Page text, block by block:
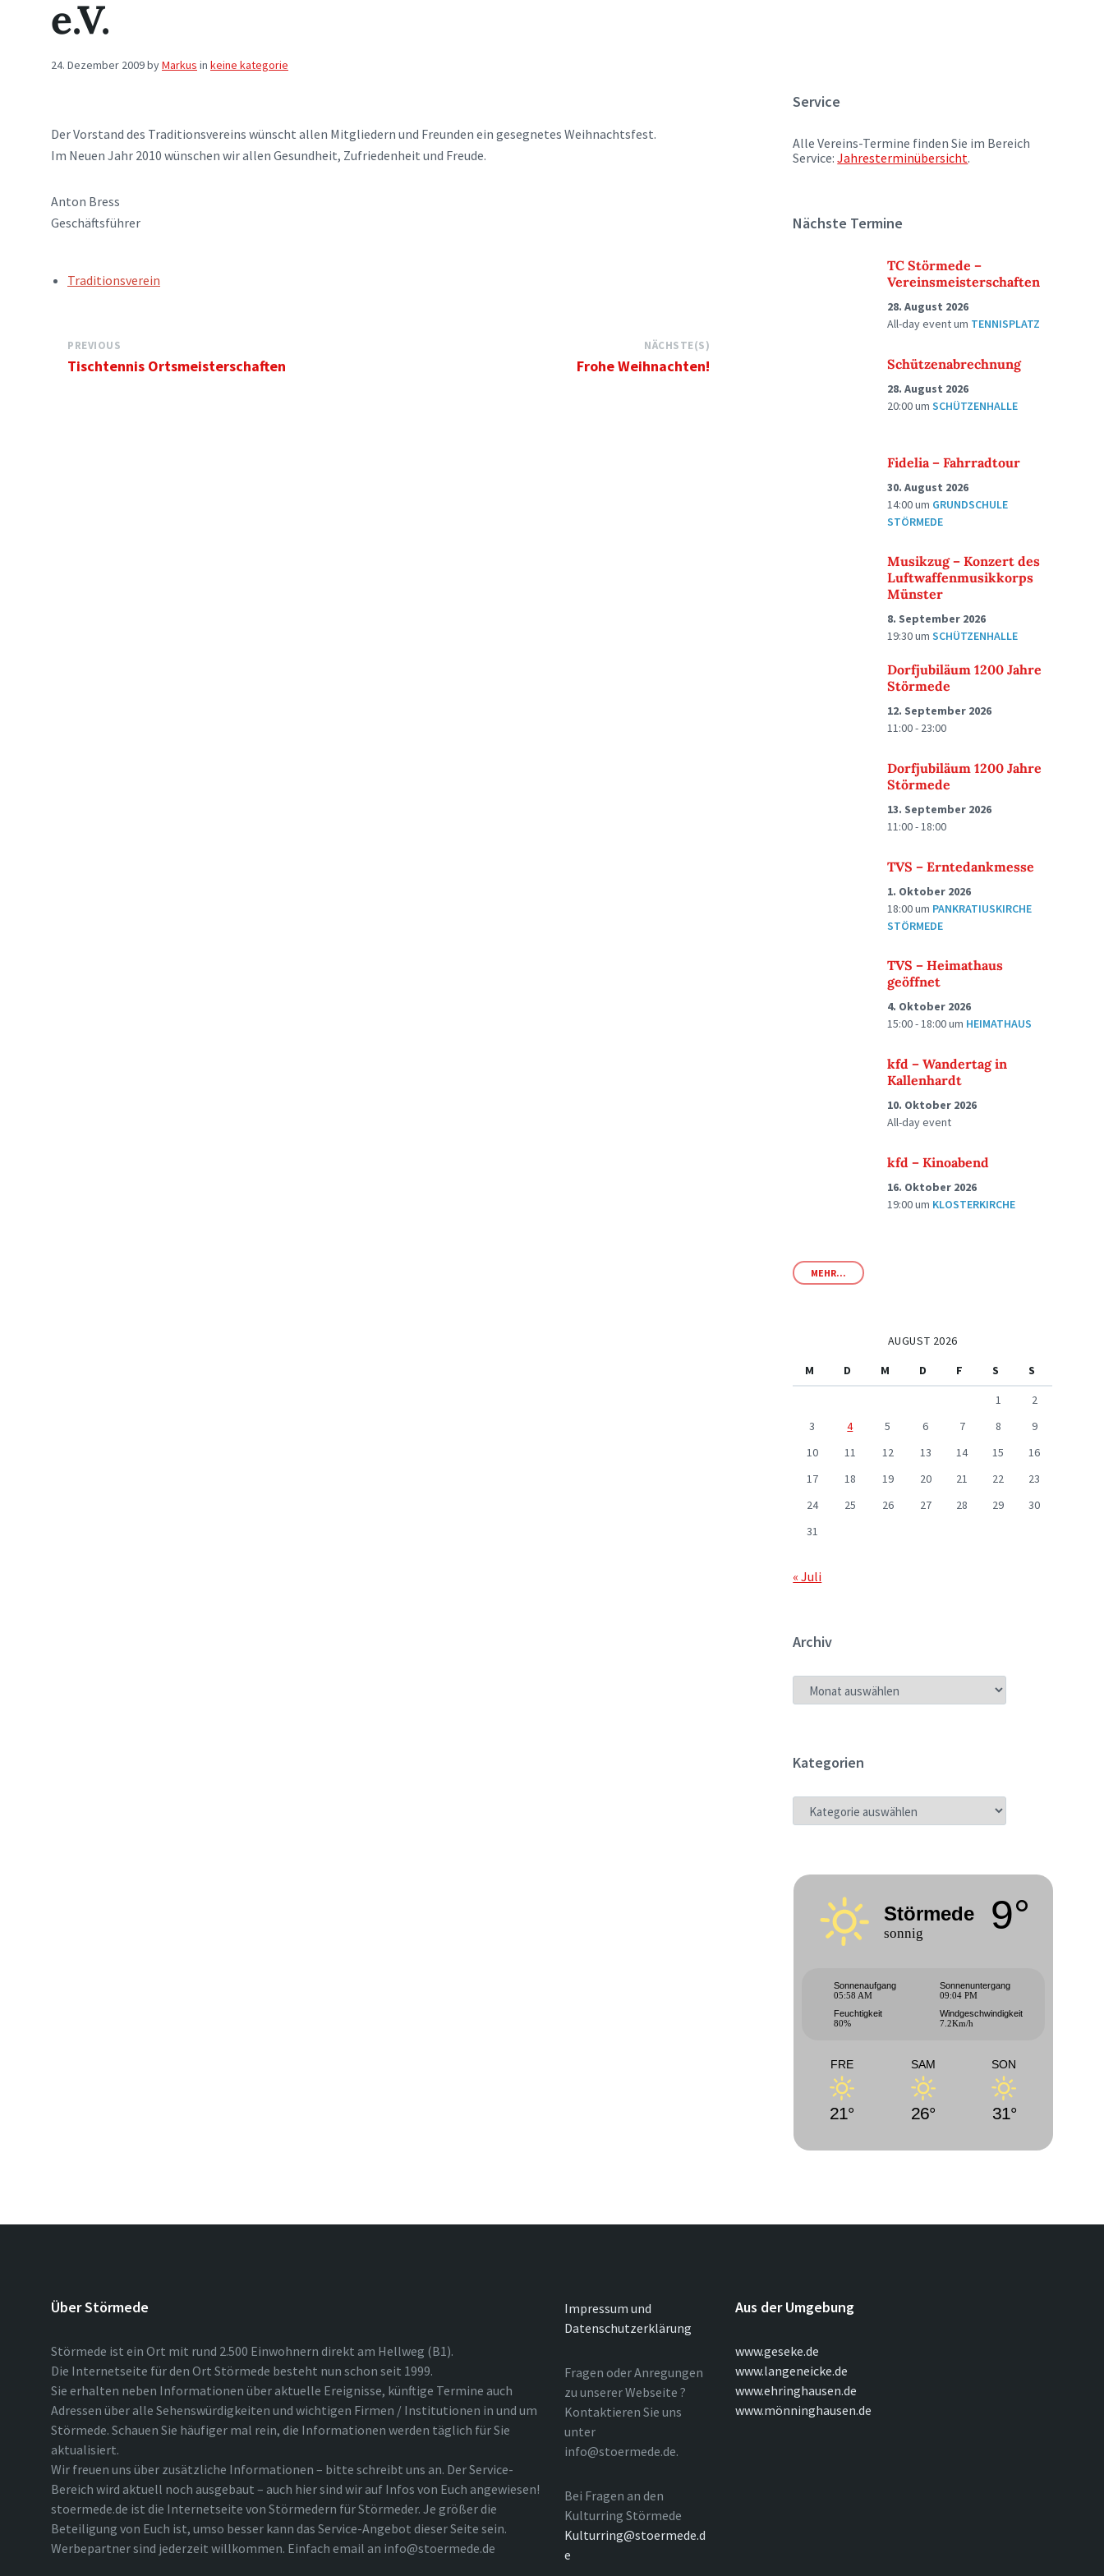
e.V.
24. Dezember 2009byMarkus in keine kategorie
Der Vorstand des Traditionsvereins wünscht allen Mitgliedern und Freunden ein gesegnetes Weihnachtsfest.
Im Neuen Jahr 2010 wünschen wir allen Gesundheit, Zufriedenheit und Freude.
Anton Bress
Geschäftsführer
TAGS:Traditionsverein
PREVIOUS
Tischtennis Ortsmeisterschaften
NÄCHSTE(S)
Frohe Weihnachten!
Service
Alle Vereins-Termine finden Sie im Bereich
Service:Jahresterminübersicht.
Nächste Termine
TC Störmede –
Vereinsmeisterschaften
28. August 2026
All-day eventum TENNISPLATZ
Schützenabrechnung
28. August 2026
20:00umSCHÜTZENHALLE
Fidelia – Fahrradtour
30. August 2026
14:00um GRUNDSCHULE
STÖRMEDE
Musikzug – Konzert des
Luftwaffenmusikkorps
Münster
8. September 2026
19:30umSCHÜTZENHALLE
Dorfjubiläum 1200 Jahre
Störmede
12. September 2026
11:00 - 23:00
Dorfjubiläum 1200 Jahre
Störmede
13. September 2026
11:00 - 18:00
TVS – Erntedankmesse
1. Oktober 2026
18:00um PANKRATIUSKIRCHE
STÖRMEDE
TVS – Heimathaus
geöffnet
4. Oktober 2026
15:00 - 18:00um HEIMATHAUS
kfd – Wandertag in
Kallenhardt
10. Oktober 2026
All-day event
kfd – Kinoabend
16. Oktober 2026
19:00um KLOSTERKIRCHE
MEHR...
AUGUST 2026
M
D M D F S
S
1
2
3
4 5 6 7 8
9
10
11 12 13 14 15
16
17
18 19 20 21 22
23
24
25 26 27 28 29
30
31
« Juli
Archiv
ARCHIV
Kategorien
KATEGORIEN
Störmede
sonnig 9°
Sonnenaufgang
05:58 AM
Sonnenuntergang
09:04 PM
Feuchtigkeit
80%
Windgeschwindigkeit
7.2Km/h
FRE
21°
SAM
26°
SON
31°
Über Störmede
Störmede ist ein Ort mit rund 2.500 Einwohnern direkt am Hellweg (B1).
Die Internetseite für den Ort Störmede besteht nun schon seit 1999.
Sie erhalten neben Informationen über aktuelle Ereignisse, künftige Termine auch
Adressen über alle Sehenswürdigkeiten und wichtigen Firmen / Institutionen in und um
Störmede. Schauen Sie häufiger mal rein, die Informationen werden täglich für Sie
aktualisiert.
Wir freuen uns über zusätzliche Informationen – bitte schreibt uns an. Der Service-
Bereich wird aktuell noch ausgebaut – auch hier sind wir auf Infos von Euch angewiesen!
stoermede.de ist die Internetseite von Störmedern für Störmeder. Je größer die
Beteiligung von Euch ist, umso besser kann das Service-Angebot dieser Seite sein.
Werbepartner sind jederzeit willkommen. Einfach email an info@stoermede.de
Impressum und
Datenschutzerklärung
Fragen oder Anregungen
zu unserer Webseite ?
Kontaktieren Sie uns
unter
info@stoermede.de.
Bei Fragen an den
Kulturring Störmede
Kulturring@stoermede.d
e
Aus der Umgebung
www.geseke.de
www.langeneicke.de
www.ehringhausen.de
www.mönninghausen.de